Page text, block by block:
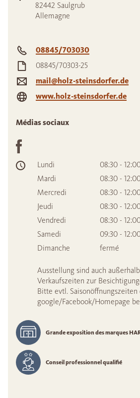
82442 Saulgrub
Allemagne
08845/703030
08845/70303-25
mail@holz-steinsdorfer.de
www.holz-steinsdorfer.de
Médias sociaux
Lundi
08:30 -
Mardi
08:30 -
Mercredi
08:30 -
Jeudi
08:30 -
Vendredi
08:30 -
Samedi
09:30 -
Dimanche
fermé
Ausstellung sind auch
Verkaufszeiten zur
Bitte evtl. Saisonöffnungszeiten
google/Facebook/Homepage
Grande exposition des marques
Conseil professionnel qualifié